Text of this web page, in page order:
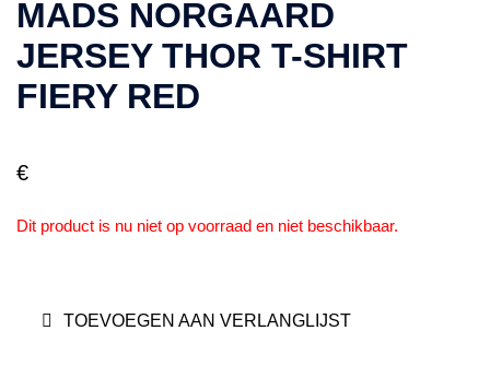
MADS NORGAARD
JERSEY THOR T-SHIRT
FIERY RED
€
Dit product is nu niet op voorraad en niet beschikbaar.
TOEVOEGEN AAN VERLANGLIJST